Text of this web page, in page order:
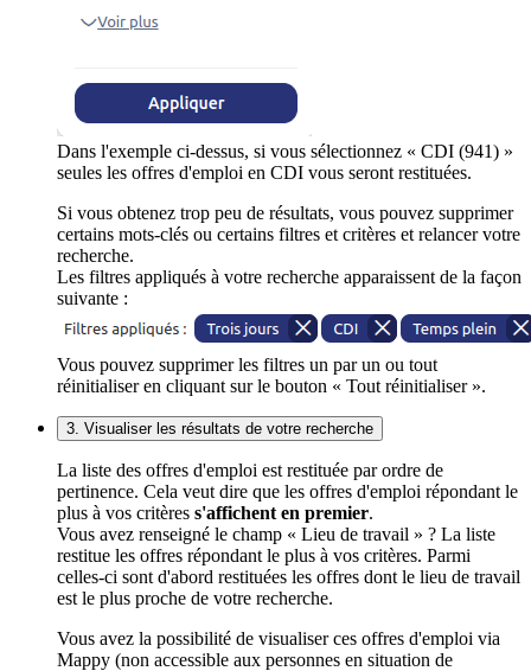
Dans l'exemple ci-dessus, si vous sélectionnez « CDI (941) »
seules les offres d'emploi en CDI vous seront restituées.
Si vous obtenez trop peu de résultats, vous pouvez supprimer
certains mots-clés ou certains filtres et critères et relancer votre
recherche.
Les filtres appliqués à votre recherche apparaissent de la façon
suivante :
Vous pouvez supprimer les filtres un par un ou tout
réinitialiser en cliquant sur le bouton « Tout réinitialiser ».
3. Visualiser les résultats de votre recherche
La liste des offres d'emploi est restituée par ordre de
pertinence. Cela veut dire que les offres d'emploi répondant le
plus à vos critères s'affichent en premier.
Vous avez renseigné le champ « Lieu de travail » ? La liste
restitue les offres répondant le plus à vos critères. Parmi
celles-ci sont d'abord restituées les offres dont le lieu de travail
est le plus proche de votre recherche.
Vous avez la possibilité de visualiser ces offres d'emploi via
Mappy (non accessible aux personnes en situation de